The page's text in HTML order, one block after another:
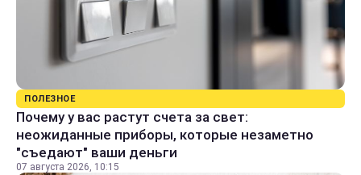
ПОЛЕЗНОЕ
Почему у вас растут счета за свет:
неожиданные приборы, которые незаметно
"съедают" ваши деньги
07 августа 2026, 10:15